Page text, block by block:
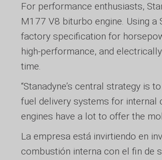
For performance enthusiasts,
M177 V8 biturbo engine. Using
factory specification for
high-performance, and
time.
“Stanadyne’s central strategy is
fuel delivery systems for internal
engines have a lot to offer the
La empresa está invirtiendo en
combustión interna con el fin de